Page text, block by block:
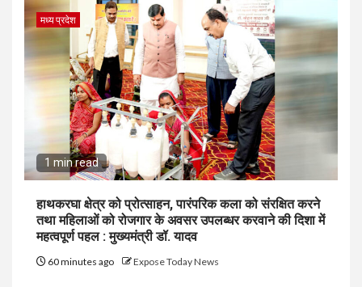
मध्य प्रदेश
1 min read
हाथकरघा क्षेत्र को प्रोत्साहन, पारंपरिक कला को संरक्षित करने
तथा महिलाओं को रोजगार के अवसर उपलब्धर करवाने की दिशा में
महत्वपूर्ण पहल : मुख्यमंत्री डॉ. यादव
60 minutes ago Expose Today News